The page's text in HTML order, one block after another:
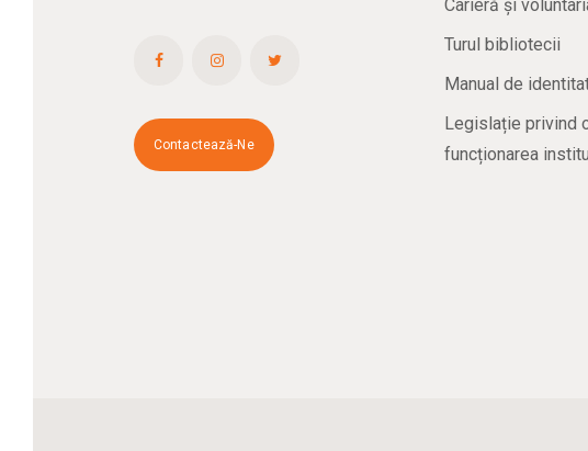
Contactează-Ne
Carieră și
Turul bibliotecii
Manual de
Legislație privind
funcționarea